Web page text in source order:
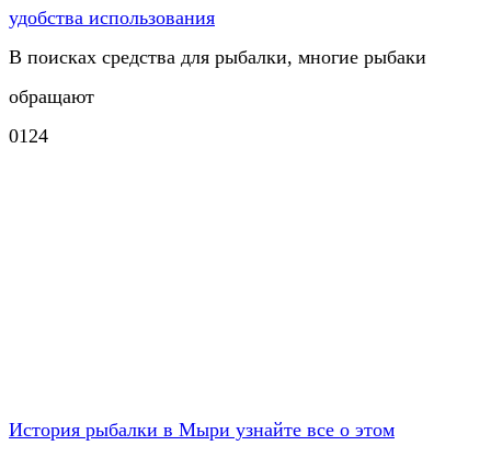
удобства использования
В поисках средства для рыбалки, многие рыбаки
обращают
0124
История рыбалки в Мыри узнайте все о этом